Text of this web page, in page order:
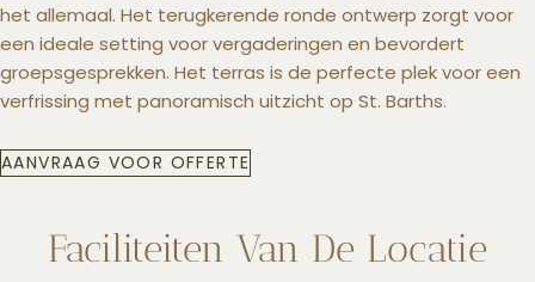
het allemaal. Het terugkerende ronde ontwerp zorgt voor
een ideale setting voor vergaderingen en bevordert
groepsgesprekken. Het terras is de perfecte plek voor een
verfrissing met panoramisch uitzicht op St. Barths.
AANVRAAG VOOR OFFERTE
Faciliteiten Van De Locatie